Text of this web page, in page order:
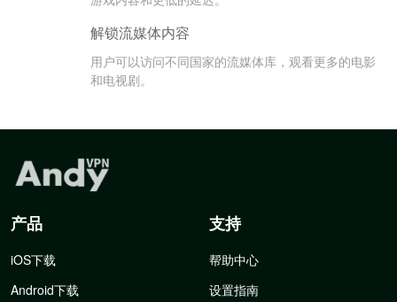
解锁流媒体内容
用户可以访问不同国家的流媒体库，观看更多的电影
和电视剧。
产品
iOS下载
Android下载
支持
帮助中心
设置指南